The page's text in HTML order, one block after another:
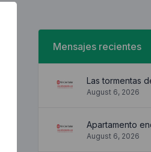
Mensajes recientes
August 6, 2026
August 6, 2026